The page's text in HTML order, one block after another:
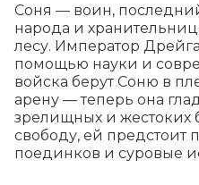
Соня — воин,
народа и
лесу. Император
помощью науки и
войска берут Соню в
арену — теперь она
зрелищных и жестоких
свободу, ей предстоит
поединков и суровые